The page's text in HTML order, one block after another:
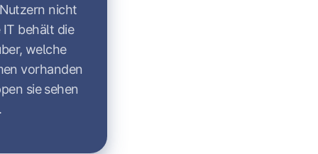
nicht
behält die
welche
vorhanden
sie sehen